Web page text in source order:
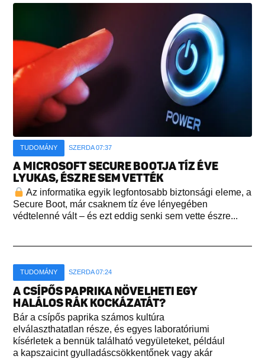
TUDOMÁNY SZERDA 07:37
A MICROSOFT SECURE BOOTJA TÍZ ÉVE
LYUKAS, ÉSZRE SEM VETTÉK
Az informatika egyik legfontosabb biztonsági eleme, a
Secure Boot, már csaknem tíz éve lényegében
védtelenné vált – és ezt eddig senki sem vette észre...
TUDOMÁNY SZERDA 07:24
A CSÍPŐS PAPRIKA NÖVELHETI EGY
HALÁLOS RÁK KOCKÁZATÁT?
Bár a csípős paprika számos kultúra
elválaszthatatlan része, és egyes laboratóriumi
kísérletek a bennük található vegyületeket, például
a kapszaicint gyulladáscsökkentőnek vagy akár